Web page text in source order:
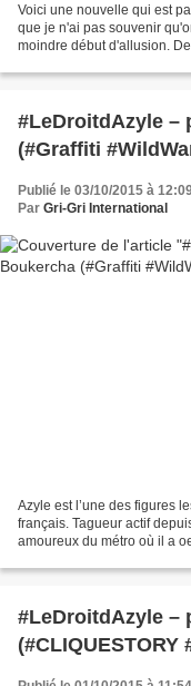
Voici une nouvelle qui est
que je n'ai pas souvenir
moindre début d'allusion.
#LeDroitdAzyle –
(#Graffiti
Publié le 03/10/2015 à
Par Gri-Gri International
Azyle est l’une des figures
français. Tagueur actif
amoureux du métro où il a
#LeDroitdAzyle –